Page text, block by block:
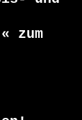
zum